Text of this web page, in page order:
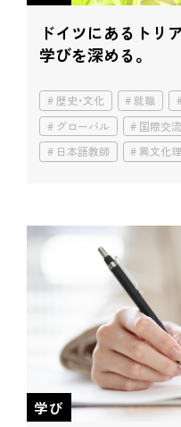
ドイツにあるトリ
学びを深める。
歴史・文化 就職
グローバル
国際交流
日本語教師
異文化
学び